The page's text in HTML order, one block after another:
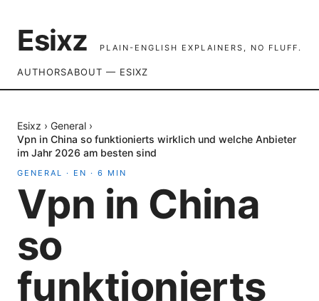
Esixz PLAIN-ENGLISH EXPLAINERS, NO FLUFF.
AUTHORSABOUT — ESIXZ
Esixz › General ›
Vpn in China so funktionierts wirklich und welche Anbieter
im Jahr 2026 am besten sind
GENERAL · EN · 6 MIN
Vpn in China
so
funktionierts